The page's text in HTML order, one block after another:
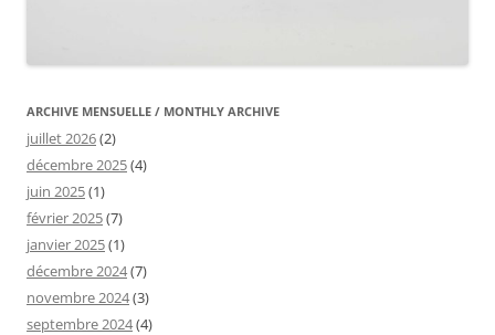
ARCHIVE MENSUELLE / MONTHLY ARCHIVE
juillet 2026(2)
décembre 2025(4)
juin 2025(1)
février 2025(7)
janvier 2025(1)
décembre 2024(7)
novembre 2024(3)
septembre 2024(4)